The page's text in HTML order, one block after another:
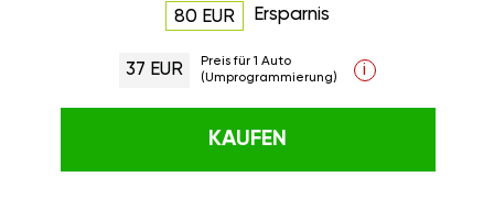
80 EUR Ersparnis
37 EUR
Preis für 1 Auto
(Umprogrammierung)
i
KAUFEN